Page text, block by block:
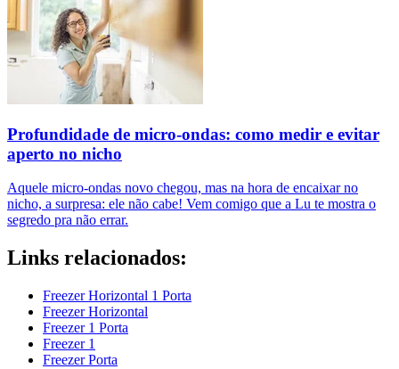
Profundidade de micro-ondas: como medir e evitar
aperto no nicho
Aquele micro-ondas novo chegou, mas na hora de encaixar no
nicho, a surpresa: ele não cabe! Vem comigo que a Lu te mostra o
segredo pra não errar.
Links relacionados:
Freezer Horizontal 1 Porta
Freezer Horizontal
Freezer 1 Porta
Freezer 1
Freezer Porta